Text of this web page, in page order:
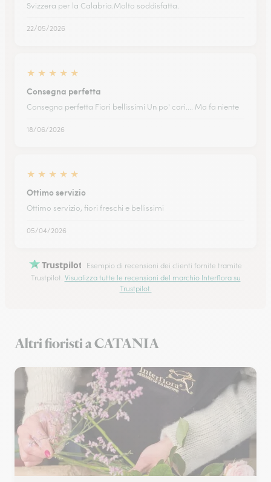
Svizzera per la Calabria.Molto soddisfatta.
22/05/2026
★ ★ ★ ★ ★
Consegna perfetta
Consegna perfetta Fiori bellissimi Un po' cari.... Ma fa niente
18/06/2026
★ ★ ★ ★ ★
Ottimo servizio
Ottimo servizio, fiori freschi e bellissimi
05/04/2026
Trustpilot
Esempio di recensioni dei clienti fornite tramite
Trustpilot. Visualizza tutte le recensioni del marchio Interflora su
Trustpilot.
Altri fioristi a CATANIA